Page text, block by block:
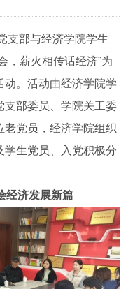
支部与经济学院学生
，薪火相传话经济”为
动。活动由经济学院学
支部委员、学院关工委
老党员，经济学院组织
学生党员、入党积极分
经济发展新篇